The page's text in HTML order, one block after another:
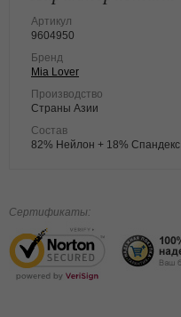
Артикул
9604950
Бренд
Mia Lover
Производство
Страны Азии
Состав
82% Нейлон + 18% Спандекс
Сертификаты: